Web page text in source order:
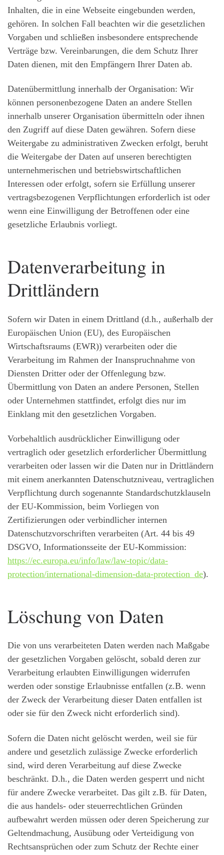
Inhalten, die in eine Webseite eingebunden werden,
gehören. In solchen Fall beachten wir die gesetzlichen
Vorgaben und schließen insbesondere entsprechende
Verträge bzw. Vereinbarungen, die dem Schutz Ihrer
Daten dienen, mit den Empfängern Ihrer Daten ab.
Datenübermittlung innerhalb der Organisation: Wir
können personenbezogene Daten an andere Stellen
innerhalb unserer Organisation übermitteln oder ihnen
den Zugriff auf diese Daten gewähren. Sofern diese
Weitergabe zu administrativen Zwecken erfolgt, beruht
die Weitergabe der Daten auf unseren berechtigten
unternehmerischen und betriebswirtschaftlichen
Interessen oder erfolgt, sofern sie Erfüllung unserer
vertragsbezogenen Verpflichtungen erforderlich ist oder
wenn eine Einwilligung der Betroffenen oder eine
gesetzliche Erlaubnis vorliegt.
Datenverarbeitung in
Drittländern
Sofern wir Daten in einem Drittland (d.h., außerhalb der
Europäischen Union (EU), des Europäischen
Wirtschaftsraums (EWR)) verarbeiten oder die
Verarbeitung im Rahmen der Inanspruchnahme von
Diensten Dritter oder der Offenlegung bzw.
Übermittlung von Daten an andere Personen, Stellen
oder Unternehmen stattfindet, erfolgt dies nur im
Einklang mit den gesetzlichen Vorgaben.
Vorbehaltlich ausdrücklicher Einwilligung oder
vertraglich oder gesetzlich erforderlicher Übermittlung
verarbeiten oder lassen wir die Daten nur in Drittländern
mit einem anerkannten Datenschutzniveau, vertraglichen
Verpflichtung durch sogenannte Standardschutzklauseln
der EU-Kommission, beim Vorliegen von
Zertifizierungen oder verbindlicher internen
Datenschutzvorschriften verarbeiten (Art. 44 bis 49
DSGVO, Informationsseite der EU-Kommission:
https://ec.europa.eu/info/law/law-topic/data-
protection/international-dimension-data-protection_de).
Löschung von Daten
Die von uns verarbeiteten Daten werden nach Maßgabe
der gesetzlichen Vorgaben gelöscht, sobald deren zur
Verarbeitung erlaubten Einwilligungen widerrufen
werden oder sonstige Erlaubnisse entfallen (z.B. wenn
der Zweck der Verarbeitung dieser Daten entfallen ist
oder sie für den Zweck nicht erforderlich sind).
Sofern die Daten nicht gelöscht werden, weil sie für
andere und gesetzlich zulässige Zwecke erforderlich
sind, wird deren Verarbeitung auf diese Zwecke
beschränkt. D.h., die Daten werden gesperrt und nicht
für andere Zwecke verarbeitet. Das gilt z.B. für Daten,
die aus handels- oder steuerrechtlichen Gründen
aufbewahrt werden müssen oder deren Speicherung zur
Geltendmachung, Ausübung oder Verteidigung von
Rechtsansprüchen oder zum Schutz der Rechte einer